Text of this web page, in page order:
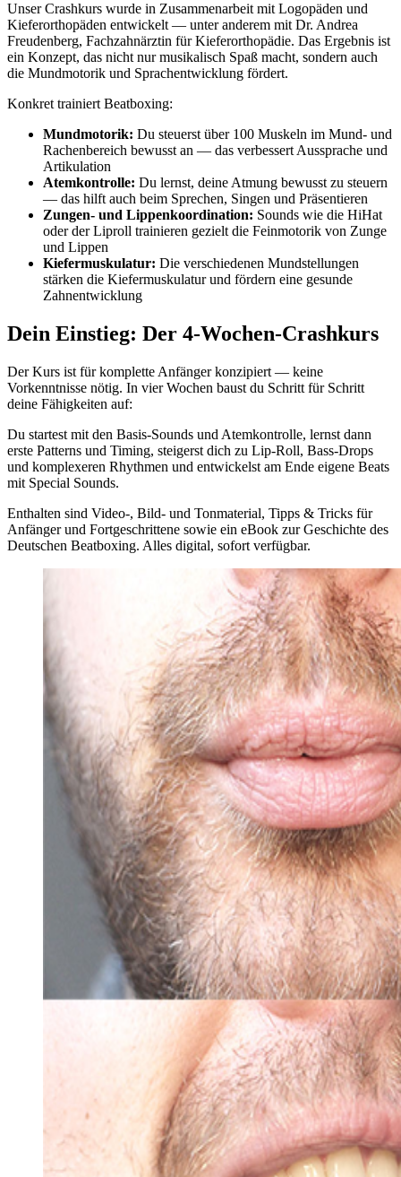
Unser Crashkurs wurde in Zusammenarbeit mit Logopäden und
Kieferorthopäden entwickelt — unter anderem mit Dr. Andrea
Freudenberg, Fachzahnärztin für Kieferorthopädie. Das Ergebnis ist
ein Konzept, das nicht nur musikalisch Spaß macht, sondern auch
die Mundmotorik und Sprachentwicklung fördert.
Konkret trainiert Beatboxing:
Mundmotorik: Du steuerst über 100 Muskeln im Mund- und
Rachenbereich bewusst an — das verbessert Aussprache und
Artikulation
Atemkontrolle: Du lernst, deine Atmung bewusst zu steuern
— das hilft auch beim Sprechen, Singen und Präsentieren
Zungen- und Lippenkoordination: Sounds wie die HiHat
oder der Liproll trainieren gezielt die Feinmotorik von Zunge
und Lippen
Kiefermuskulatur: Die verschiedenen Mundstellungen
stärken die Kiefermuskulatur und fördern eine gesunde
Zahnentwicklung
Dein Einstieg: Der 4-Wochen-Crashkurs
Der Kurs ist für komplette Anfänger konzipiert — keine
Vorkenntnisse nötig. In vier Wochen baust du Schritt für Schritt
deine Fähigkeiten auf:
Du startest mit den Basis-Sounds und Atemkontrolle, lernst dann
erste Patterns und Timing, steigerst dich zu Lip-Roll, Bass-Drops
und komplexeren Rhythmen und entwickelst am Ende eigene Beats
mit Special Sounds.
Enthalten sind Video-, Bild- und Tonmaterial, Tipps & Tricks für
Anfänger und Fortgeschrittene sowie ein eBook zur Geschichte des
Deutschen Beatboxing. Alles digital, sofort verfügbar.